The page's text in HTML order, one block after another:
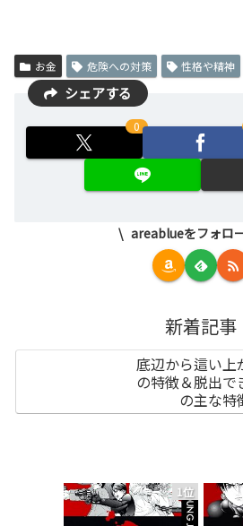
お金 危険への対策 性格や精神
シェアする
0
areablueをフォロ
新着記事
底辺から這い上
の特徴＆脱出で
の主な特
1位